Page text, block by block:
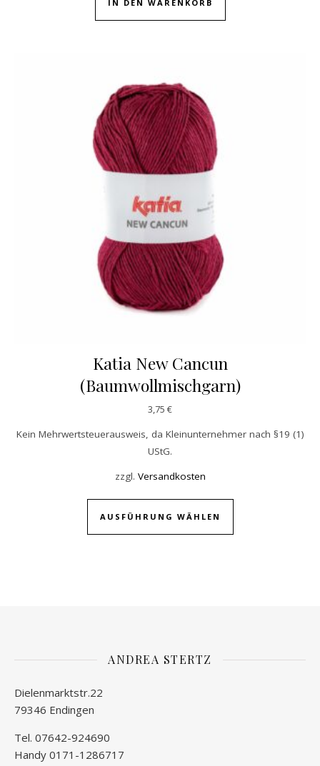
IN DEN WARENKORB
Katia New Cancun
(Baumwollmischgarn)
3,75 €
Kein Mehrwertsteuerausweis, da Kleinunternehmer nach §19 (1)
UStG.
zzgl. Versandkosten
AUSFÜHRUNG WÄHLEN
Dieses Produkt
ANDREA STERTZ
Dielenmarktstr.22
79346 Endingen
Tel. 07642-924690
Handy 0171-1286717